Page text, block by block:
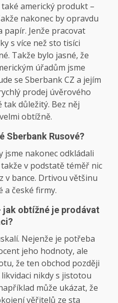
také americký produkt –
nakonec by opravdu
papír. Jenže pracovat
s více než sto tisíci
Takže bylo jasné, že
úřadům jsme
se Sberbank CZ a jejím
prodej úvěrového
důležitý. Bez něj
obtížně.
Sberbank Rusové?
jsme nakonec odkládali
v podstatě téměř nic
v bance. Drtivou většinu
české firmy.
jak obtížné je prodávat
Nejenže je potřeba
jeho hodnoty, ale
že ten obchod později
nikdy s jistotou
může ukázat, že
věřitelů ze sta